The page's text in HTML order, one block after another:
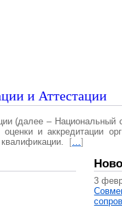
и Аттестации
(далее –
и аккредитации
[…]
3